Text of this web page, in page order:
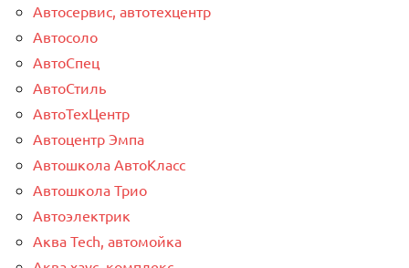
Автосервис, автотехцентр
Автосоло
АвтоСпец
АвтоСтиль
АвтоТехЦентр
Автоцентр Эмпа
Автошкола АвтоКласс
Автошкола Трио
Автоэлектрик
Аква Tech, автомойка